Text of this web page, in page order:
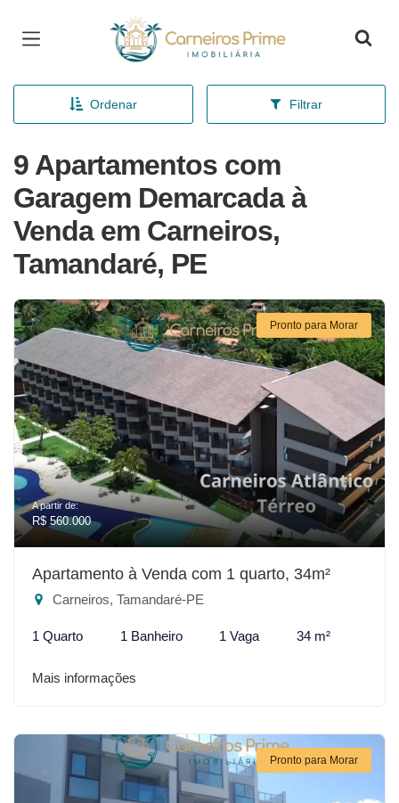
Página inicial
Ordenar Filtrar
9 Apartamentos com
Garagem Demarcada à
Venda em Carneiros,
Tamandaré, PE
Pronto para Morar
A partir de:
R$ 560.000
Apartamento à Venda com 1 quarto, 34m²
Carneiros, Tamandaré-PE
1 Quarto 1 Banheiro 1 Vaga 34 m²
Mais informações
Pronto para Morar